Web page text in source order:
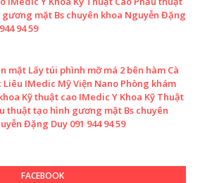
mặt Bs chuyên khoa Nguyễn Đặng
94 59
mặt Lấy túi phình mỡ má 2 bên hàm Cà
Liêu IMedic Mỹ Viện Nano Phòng khám
Kỹ thuật cao IMedic Y Khoa Kỹ Thuật
thuật tạo hình gương mặt Bs chuyên
Đặng Duy 091 944 94 59
FACEBOOK